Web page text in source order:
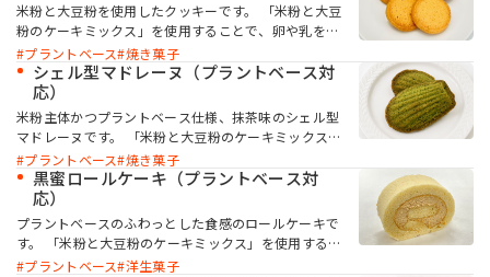
MIYOSHI MIRAI PLATFORM
ミヨシ油脂 コーポレートサイト
米粉と大豆粉を使用したクッキーです。 「米粉と大豆
粉のケーキミックス」を使用することで、卵や乳を使
わなくても、歯ごたえとサクサク感のバランスが良い
クッキーになります。また、「botanova 植物のおい
しさ バター風味」を使用することで、卵や乳製品を
使わなくても、芳醇な香りと濃厚感のあるコクを付与
できます。
プラントベース 焼き菓子
シェル型マドレーヌ（プラントベース対
応）
米粉主体かつプラントベース仕様、抹茶味のシェル型
マドレーヌです。 「米粉と大豆粉のケーキミックス」
を使用することで、米粉主体かつプラントベース仕様
でも、ザラつきの少ない、しっとりソフトな食感に仕
上がります。「botanova 植物のおいしさ バター風
味」を使用することで、バターを使わなくても芳醇な
香りと濃厚感のあるコクを付与できます。
プラントベース 焼き菓子
黒蜜ロールケーキ（プラントベース対
応）
プラントベースのふわっとした食感のロールケーキで
す。 「米粉と大豆粉のケーキミックス」を使用するこ
とで、卵不使用でもしっとりとしたキメの整ったロー
プラントベース 洋生菓子